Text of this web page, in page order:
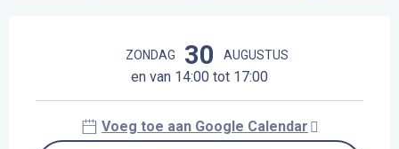
ZONDAG 30 AUGUSTUS
en van 14:00 tot 17:00
Voeg toe aan Google Calendar